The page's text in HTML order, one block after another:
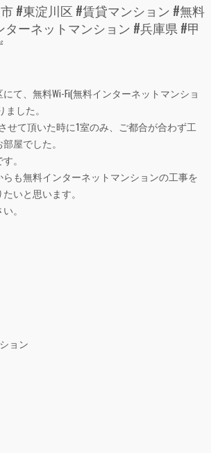
#東淀川区 #賃貸マンション #無料
ターネットマンション #兵庫県 #甲
て、無料Wi-Fi(無料インターネットマンショ
した。
せて頂いた時に1室のみ、ご都合が合わず工
屋でした。
。
も無料インターネットマンションの工事を
いと思います。
。
ョン